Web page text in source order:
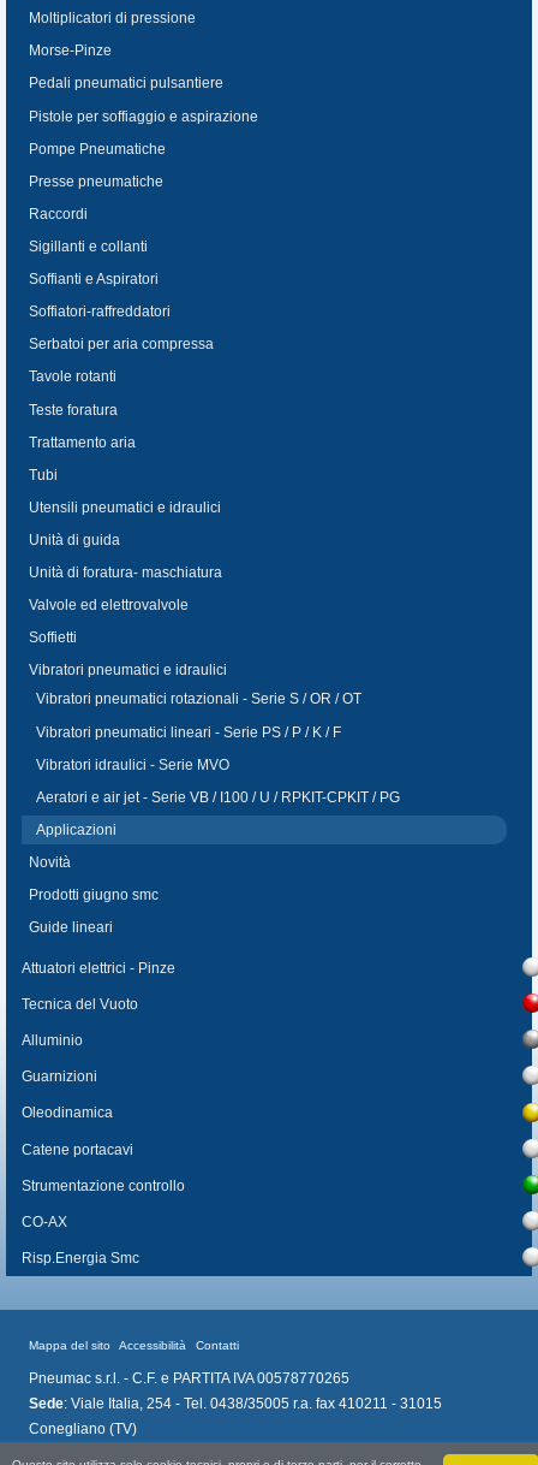
Moltiplicatori di pressione
Morse-Pinze
Pedali pneumatici pulsantiere
Pistole per soffiaggio e aspirazione
Pompe Pneumatiche
Presse pneumatiche
Raccordi
Sigillanti e collanti
Soffianti e Aspiratori
Soffiatori-raffreddatori
Serbatoi per aria compressa
Tavole rotanti
Teste foratura
Trattamento aria
Tubi
Utensili pneumatici e idraulici
Unità di guida
Unità di foratura- maschiatura
Valvole ed elettrovalvole
Soffietti
Vibratori pneumatici e idraulici
Vibratori pneumatici rotazionali - Serie S / OR / OT
Vibratori pneumatici lineari - Serie PS / P / K / F
Vibratori idraulici - Serie MVO
Aeratori e air jet - Serie VB / I100 / U / RPKIT-CPKIT / PG
Applicazioni
Novità
Prodotti giugno smc
Guide lineari
Attuatori elettrici - Pinze
Tecnica del Vuoto
Alluminio
Guarnizioni
Oleodinamica
Catene portacavi
Strumentazione controllo
CO-AX
Risp.Energia Smc
Mappa del sito Accessibilità Contatti
Pneumac s.r.l. - C.F. e PARTITA IVA 00578770265
Sede: Viale Italia, 254 - Tel. 0438/35005 r.a. fax 410211 - 31015
Conegliano (TV)